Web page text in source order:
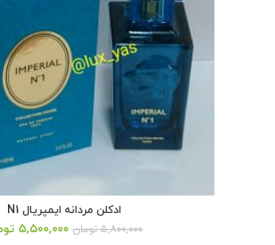
ادکلن مردانه ایمپریال N1
۵,۸۰۰,۰۰۰ تومان قیمت
۵,۵۰۰,۰۰۰